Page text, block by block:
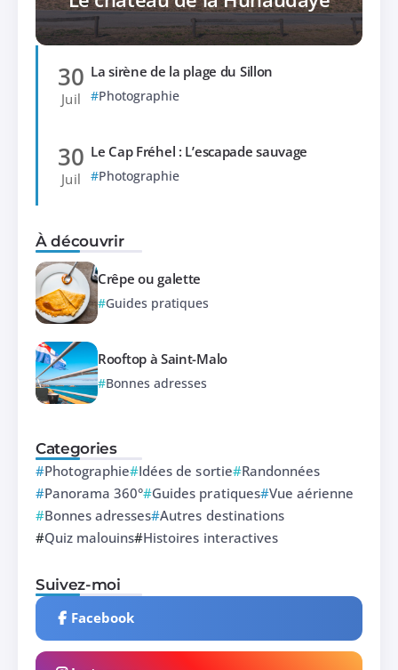
30
Juil
La sirène de la plage du Sillon
Photographie
30
Juil
Le Cap Fréhel : L’escapade sauvage
Photographie
À découvrir
Crêpe ou galette
Guides pratiques
Rooftop à Saint-Malo
Bonnes adresses
Categories
Photographie Idées de sortie Randonnées
Panorama 360° Guides pratiques Vue aérienne
Bonnes adresses Autres destinations
Quiz malouins Histoires interactives
Suivez-moi
Facebook